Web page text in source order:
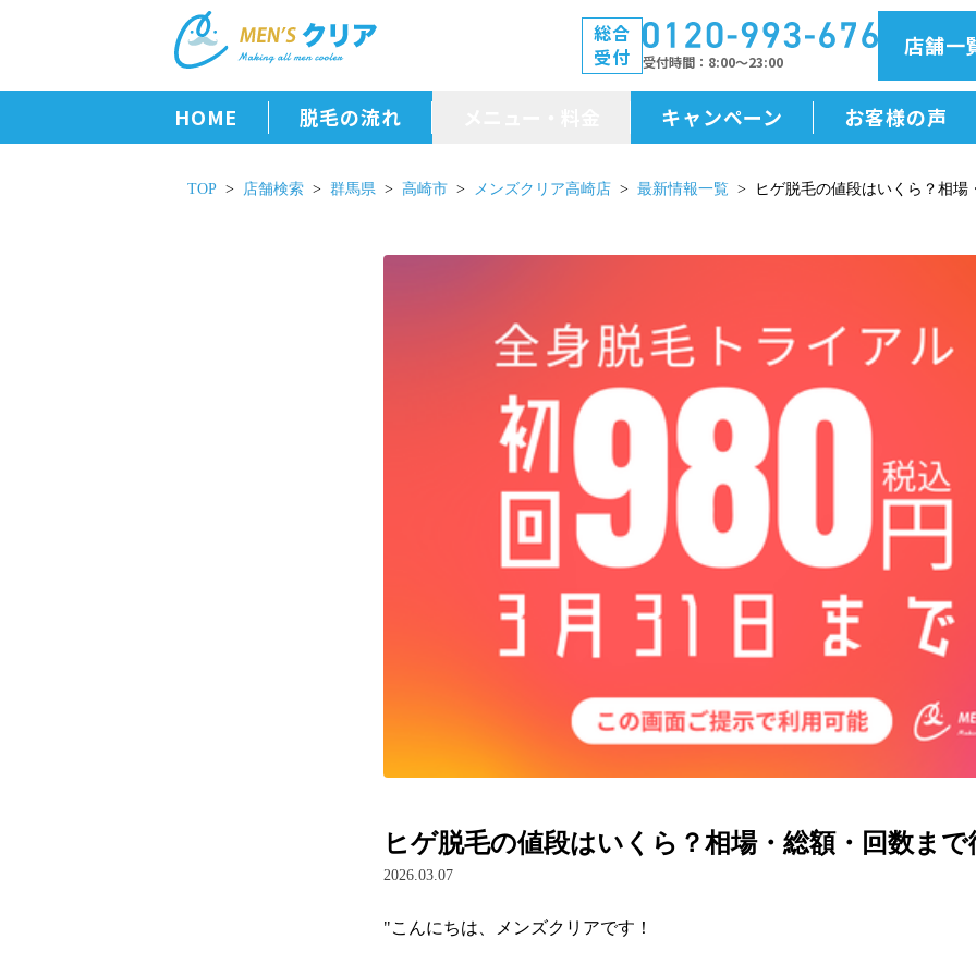
総合
受付
受付時間 8:00～23:00
店舗一
HOME 脱毛の流れ
メニュー・料金
キャンペーン お客様の声
TOP 店舗検索 群馬県 高崎市 メンズクリア高崎店 最新情報一覧 ヒゲ脱毛の値段はいくら？相
ヒゲ脱毛の値段はいくら？相場・総額・回数まで
2026.03.07
"こんにちは、メンズクリアです！